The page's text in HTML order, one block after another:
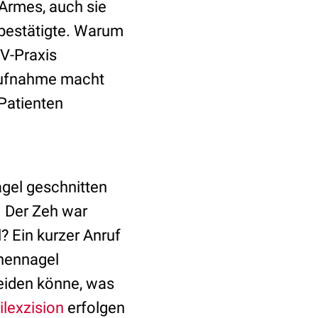
auch sie
Warum
Praxis
macht
geschnitten
Zeh war
Ein kurzer Anruf
könne, was
erfolgen